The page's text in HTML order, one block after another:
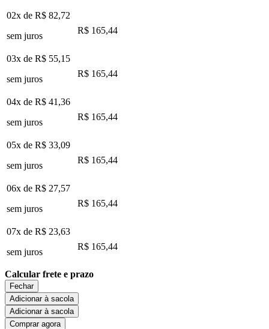
02x de R$ 82,72
sem juros
R$ 165,44
03x de R$ 55,15
sem juros
R$ 165,44
04x de R$ 41,36
sem juros
R$ 165,44
05x de R$ 33,09
sem juros
R$ 165,44
06x de R$ 27,57
sem juros
R$ 165,44
07x de R$ 23,63
sem juros
R$ 165,44
Calcular frete e prazo
Fechar
Adicionar à sacola
Adicionar à sacola
Comprar agora